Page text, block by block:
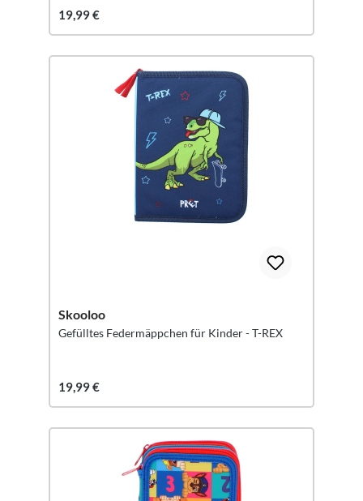
19,99 €
Skooloo
Gefülltes Federmäppchen für Kinder - T-REX
19,99 €